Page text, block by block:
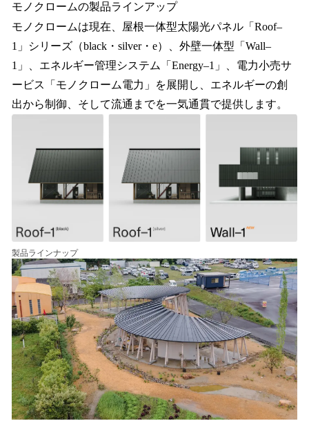
モノクロームの製品ラインアップ
モノクロームは現在、屋根一体型太陽光パネル「Roof–
1」シリーズ（black・silver・e）、外壁一体型「Wall–
1」、エネルギー管理システム「Energy–1」、電力小売サ
ービス「モノクローム電力」を展開し、エネルギーの創
出から制御、そして流通までを一気通貫で提供します。
製品ラインナップ